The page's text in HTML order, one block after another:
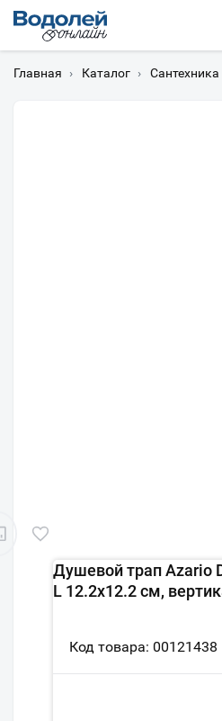
Главная › Каталог › Сантехника
Душевой трап Azario
L 12.2х12.2 см,
Код товара: 00121438